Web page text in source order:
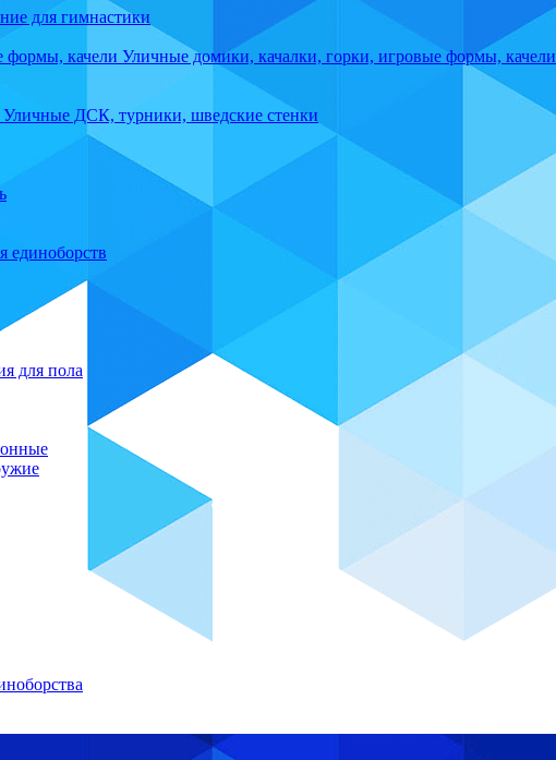
для гимнастики
Уличные домики, качалки, горки, игровые формы, качели
Уличные ДСК, турники, шведские стенки
единоборств
для пола